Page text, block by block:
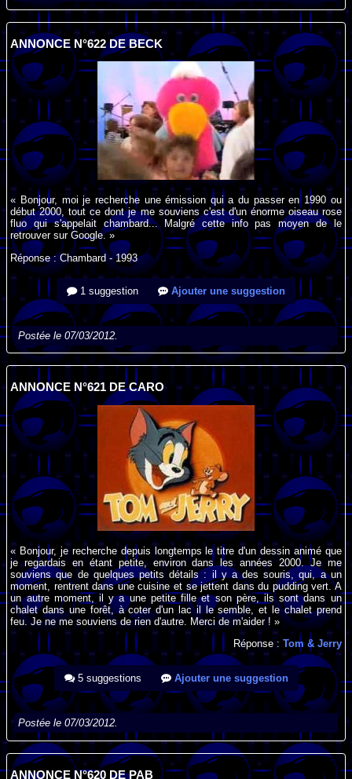
ANNONCE N°622 DE BECK
« Bonjour, moi je recherche une émission qui a du passer en 1990 ou
début 2000, tout ce dont je me souviens c'est d'un énorme oiseau rose
fluo qui s'appelait chambard... Malgré cette info pas moyen de le
retrouver sur Google. »
Réponse : Chambard - 1993
1 suggestion Ajouter une suggestion
Postée le 07/03/2012.
ANNONCE N°621 DE CARO
« Bonjour, je recherche depuis longtemps le titre d'un dessin animé que
je regardais en étant petite, environ dans les années 2000. Je me
souviens que de quelques petits détails : il y a des souris, qui, a un
moment, rentrent dans une cuisine et se jettent dans du pudding vert. A
un autre moment, il y a une petite fille et son père, ils sont dans un
chalet dans une forêt, à coter d'un lac il le semble, et le chalet prend
feu. Je ne me souviens de rien d'autre. Merci de m'aider ! »
Réponse : Tom & Jerry
5 suggestions Ajouter une suggestion
Postée le 07/03/2012.
ANNONCE N°620 DE PAB